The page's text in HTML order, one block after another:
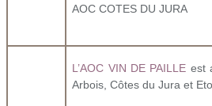
AOC COTES DU JURA
L’AOC VIN DE PAILLE est
Arbois, Côtes du Jura et